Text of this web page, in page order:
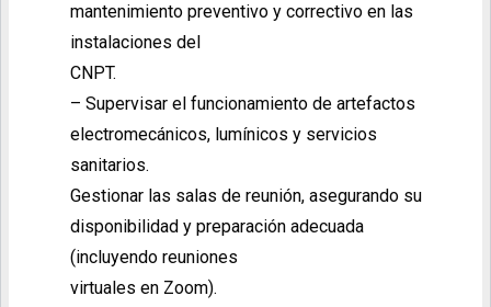
mantenimiento preventivo y correctivo en las
instalaciones del
CNPT.
– Supervisar el funcionamiento de artefactos
electromecánicos, lumínicos y servicios
sanitarios.
Gestionar las salas de reunión, asegurando su
disponibilidad y preparación adecuada
(incluyendo reuniones
virtuales en Zoom).